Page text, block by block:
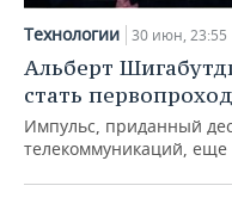
Технологии 30 июн, 23:55
Альберт
стать
Импульс, приданный
телекоммуникаций,